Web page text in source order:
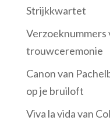
Strijkkwartet
Verzoeknummers
trouwceremonie
Canon van
op je bruiloft
Viva la vida van